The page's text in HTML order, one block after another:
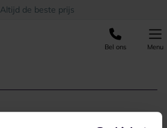
Altijd de beste prijs
Bel ons Menu